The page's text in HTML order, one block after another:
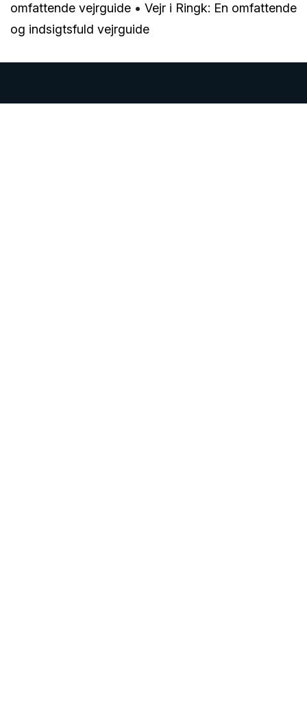
omfattende vejrguide • Vejr i Ringk: En omfattende
og indsigtsfuld vejrguide